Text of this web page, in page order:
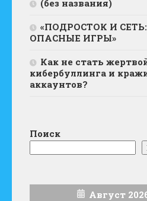
(без названия)
«ПОДРОСТОК И СЕТЬ:
ОПАСНЫЕ ИГРЫ»
Как не стать
кибербуллинга и
аккаунтов?
Поиск
Август